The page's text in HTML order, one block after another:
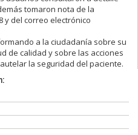
tomaron nota de la
y del correo electrónico
a la ciudadanía sobre su
de calidad y sobre las acciones
la seguridad del paciente.